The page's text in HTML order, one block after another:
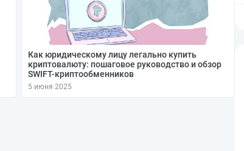
Как юридическому лицу легально купить
криптовалюту: пошаговое руководство и обзор
SWIFT-криптообменников
5 июня 2025